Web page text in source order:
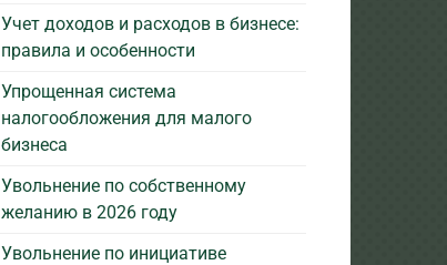
Учет доходов и расходов в бизнесе:
правила и особенности
Упрощенная система
налогообложения для малого
бизнеса
Увольнение по собственному
желанию в 2026 году
Увольнение по инициативе